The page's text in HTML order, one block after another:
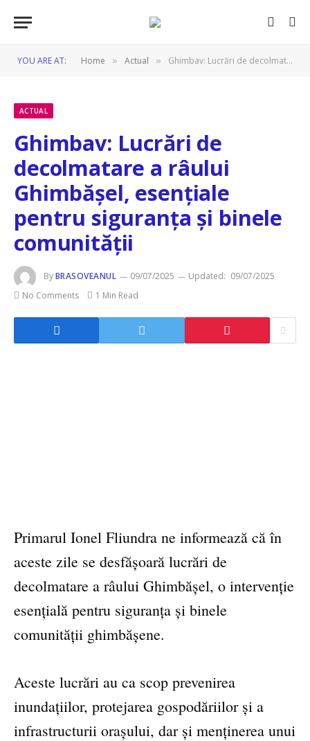
YOU ARE AT: Home » Actual » Ghimbav: Lucrări de decolmatare a râului Ghimbășel, esențiale pentru siguranța și binele comunității
ACTUAL
Ghimbav: Lucrări de
decolmatare a râului
Ghimbășel, esențiale
pentru siguranța și binele
comunității
ByBRASOVEANUL 09/07/2025 Updated: 09/07/2025
No Comments
1 Min Read
Primarul Ionel Fliundra ne informează că în
aceste zile se desfășoară lucrări de
decolmatare a râului Ghimbășel, o intervenție
esențială pentru siguranța și binele
comunității ghimbășene.
Aceste lucrări au ca scop prevenirea
inundațiilor, protejarea gospodăriilor și a
infrastructurii orașului, dar și menținerea unui